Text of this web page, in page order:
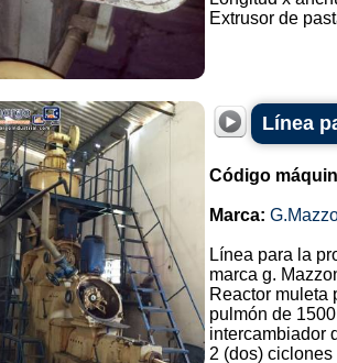
Extrusor de
Línea
Código
Marca:
Línea para la
marca g.
Reactor muleta
pulmón de
intercambiador
2 (dos) ciclones